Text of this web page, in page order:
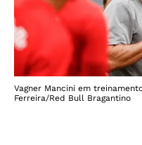
Vagner Mancini em
Ferreira/Red Bull Bragantino